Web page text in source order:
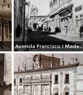
Avenida Francisco I Madero.